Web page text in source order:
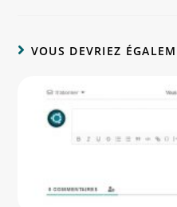
VOUS DEVRIEZ